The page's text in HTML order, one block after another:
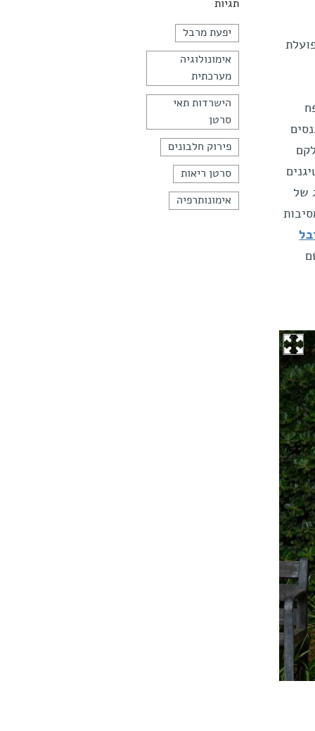
תגיות
יפעת מרבל
אימונולוגיה
מערכתית
הישרדות תאי
סרטן
פירוק חלבונים
סרטן ריאות
אימונותרפיה
של